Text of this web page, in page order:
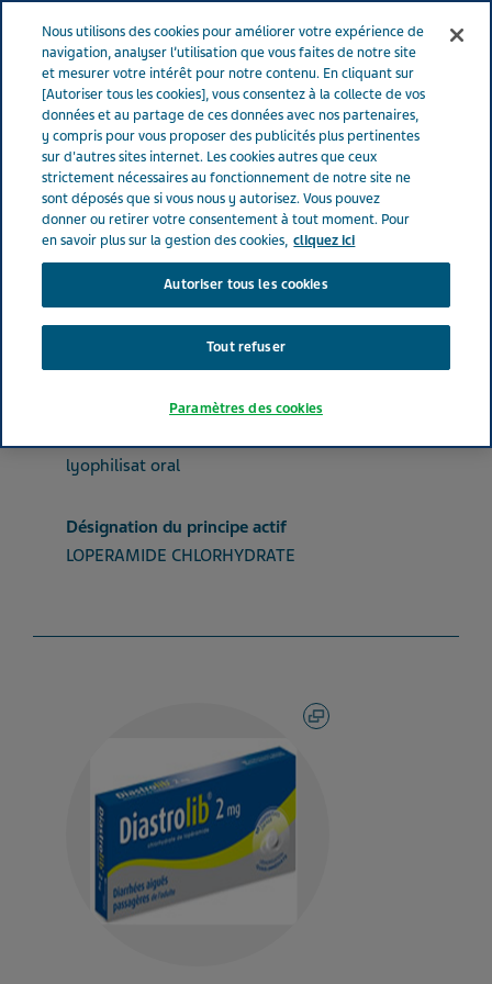
Menu
France Nos Produits DIASTROLIB® 2 mg (bte de 10)
DIASTROLIB® 2 mg (bte de
10)
ANTIDIARRHÉIQUES, ANTI-INFLAMMATOIRES ET ANTI-INFECTIEUX INTESTINAUX
LOPERAMIDE CHLORHYDRATE
lyophilisat oral
Désignation du principe actif
LOPERAMIDE CHLORHYDRATE
Nous utilisons des cookies pour améliorer votre expérience de
navigation, analyser l’utilisation que vous faites de notre site
et mesurer votre intérêt pour notre contenu. En cliquant sur
[Autoriser tous les cookies], vous consentez à la collecte de vos
données et au partage de ces données avec nos partenaires,
y compris pour vous proposer des publicités plus pertinentes
sur d'autres sites internet. Les cookies autres que ceux
strictement nécessaires au fonctionnement de notre site ne
sont déposés que si vous nous y autorisez. Vous pouvez
donner ou retirer votre consentement à tout moment. Pour
en savoir plus sur la gestion des cookies, cliquez ici
Autoriser tous les cookies
Tout refuser
Paramètres des cookies